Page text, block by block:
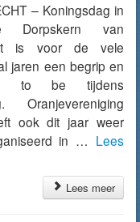
– Koningsdag in
Dorpskern van
is voor de vele
jaren een begrip en
to be tijdens
Oranjevereniging
ook dit jaar weer
in … Lees
Lees meer